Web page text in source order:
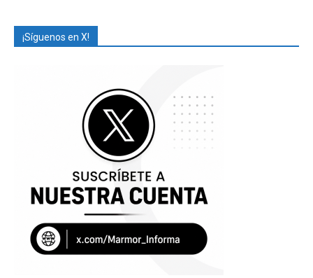
¡Síguenos en X!